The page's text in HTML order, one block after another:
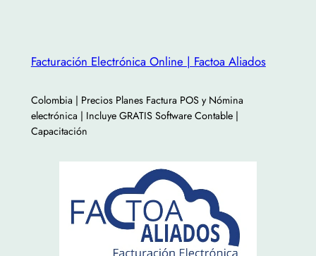
Facturación Electrónica Online | Factoa Aliados
Colombia | Precios Planes Factura POS y Nómina
electrónica | Incluye GRATIS Software Contable |
Capacitación